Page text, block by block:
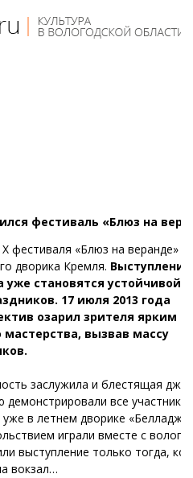
фестиваль «Блюз на
фестиваля «Блюз на веранде»
дворика Кремля.
уже становятся устойчивой
17 июля 2013 года
озарил зрителя ярким
вызвав массу
заслужила и блестящая
все участники
в летнем дворике
играли вместе с
выступление только тогда,
вокзал…